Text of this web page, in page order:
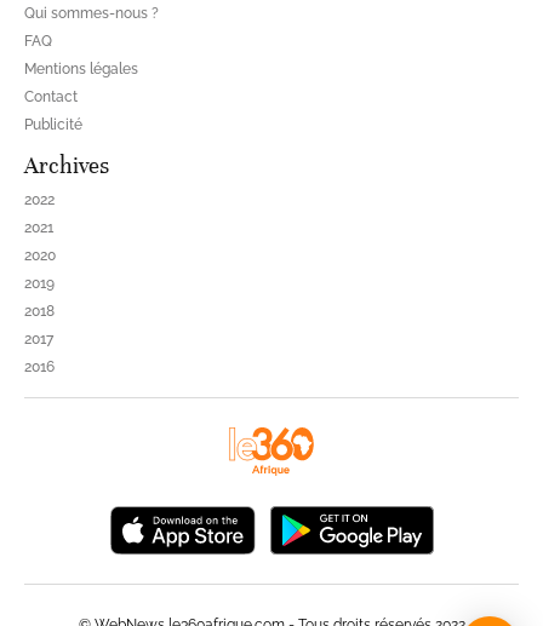
Qui sommes-nous ?
FAQ
Mentions légales
Contact
Publicité
Archives
2022
2021
2020
2019
2018
2017
2016